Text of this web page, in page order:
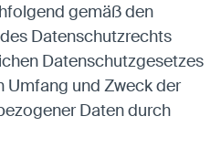
gemäß den
Datenschutzrechts
Datenschutzgesetzes
Umfang und Zweck der
Daten durch